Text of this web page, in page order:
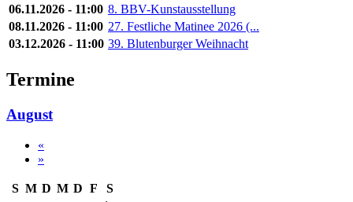
06.11.2026 - 11:00 8. BBV-Kunstausstellung
08.11.2026 - 11:00 27. Festliche Matinee 2026 (...
03.12.2026 - 11:00 39. Blutenburger Weihnacht
Termine
August
«
»
S M D M D F
S